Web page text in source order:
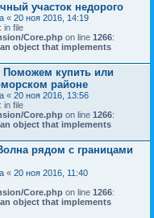
участок недорого
« 20 ноя 2016, 14:19
: in file
Core.php on line 1266:
object that implements
Поможем купить или
районе
« 20 ноя 2016, 13:56
: in file
Core.php on line 1266:
object that implements
рядом с границами
« 20 ноя 2016, 11:40
Core.php on line 1266:
object that implements